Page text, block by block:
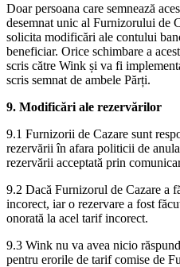
Doar persoana care semnează
desemnat unic al Furnizorului de
solicita modificări ale contului
beneficiar. Orice schimbare a
scris către Wink și va fi
scris semnat de ambele Părți.
9. Modificări ale rezervărilor
9.1 Furnizorii de Cazare sunt
rezervării în afara politicii de
rezervării acceptată prin
9.2 Dacă Furnizorul de Cazare a
incorect, iar o rezervare a fost
onorată la acel tarif incorect.
9.3 Wink nu va avea nicio
pentru erorile de tarif comise de